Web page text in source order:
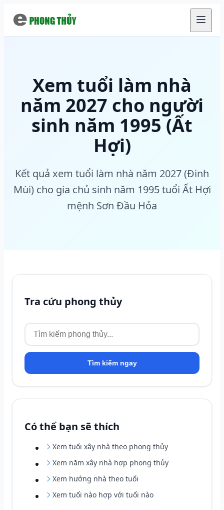
Xem tuổi làm nhà
năm 2027 cho người
sinh năm 1995 (Ất
Hợi)
Kết quả xem tuổi làm nhà năm 2027 (Đinh
Mùi) cho gia chủ sinh năm 1995 tuổi Ất Hợi
mệnh Sơn Đầu Hỏa
Tra cứu phong thủy
Tìm kiếm ngay
Có thể bạn sẽ thích
Xem tuổi xây nhà theo phong thủy
Xem năm xây nhà hợp phong thủy
Xem hướng nhà theo tuổi
Xem tuổi nào hợp với tuổi nào